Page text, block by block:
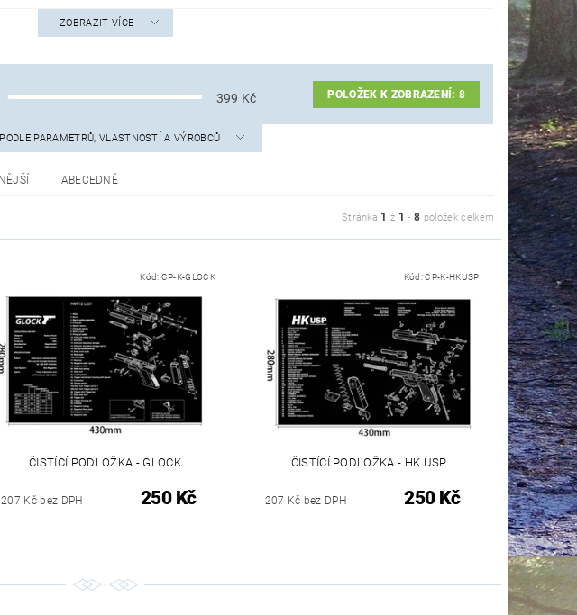
ZOBRAZIT VÍCE
399 Kč POLOŽEK K ZOBRAZENÍ:8
PARAMETRŮ, VLASTNOSTÍ A VÝROBCŮ
ABECEDNĚ
Stránka 1 z 1 -8 položek celkem
Kód: CP-K-GLOCK
ČISTÍCÍ PODLOŽKA - GLOCK
207 Kč bez DPH 250 Kč
Kód:CP-K-HKUSP
ČISTÍCÍ PODLOŽKA - HK USP
207 Kč bez DPH 250 Kč